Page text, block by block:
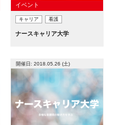
イベント
キャリア 看護
ナースキャリア大学
開催日: 2018.05.26 (土)